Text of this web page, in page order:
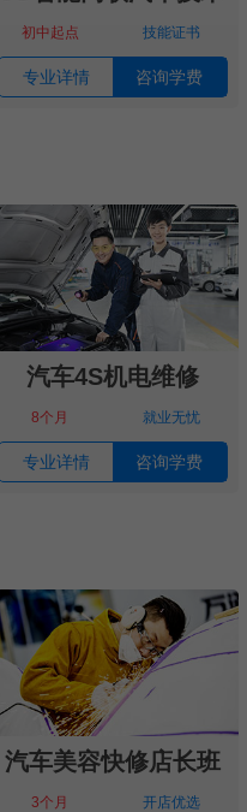
初中起点 技能证书
专业详情 咨询学费
汽车4S机电维修
8个月 就业无忧
专业详情 咨询学费
汽车美容快修店长班
3个月 开店优选